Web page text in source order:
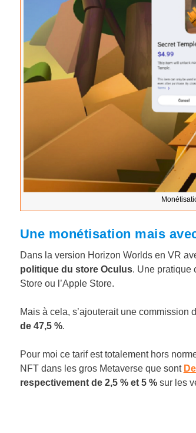
Une monétisation mais
Dans la version Horizon Worlds en VR
politique du store Oculus. Une pratique
Store ou l’Apple Store.
Mais à cela, s’ajouterait une commission
de 47,5 %.
Pour moi ce tarif est totalement hors
NFT dans les gros Metaverse que sont
respectivement de 2,5 % et 5 %sur les